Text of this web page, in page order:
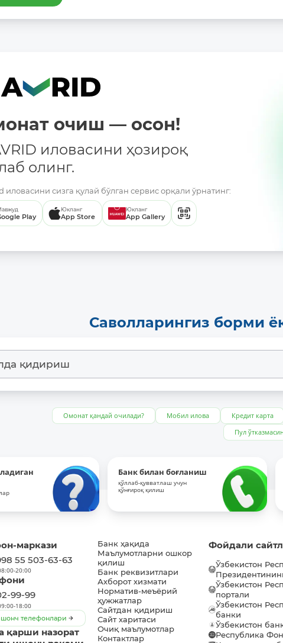
очиш — осон!
иловасини ҳозироқ
олинг.
иловасини сизга қулай бўлган сервис орқали ўрнатинг:
Play
Юкланг
App Store
Юкланг
App Gallery
Саволларингиз борми
Омонат қандай очилади? Мобил илова Кредит карта
Пул
Банк билан боғланиш
қўллаб-қувватлаш учун
қўнғироқ қилиш
маркази
55 503-63-63
20:00
99-99
18:00
телефонлари
қарши назорат
Банк ҳақида
Маълумотларни ошкор
қилиш
Банк реквизитлари
Ахборот хизмати
Норматив-меъёрий
ҳужжатлар
Сайтдан қидириш
Сайт харитаси
Очиқ маълумотлар
Контактлар
Фойдали
Ўзбекистон
Ўзбекистон
портали
Ўзбекистон
банки
Ўзбекистон
Республика